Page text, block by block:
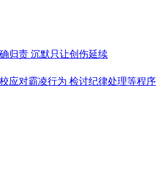
归责 沉默只让创伤延续
应对霸凌行为 检讨纪律处理等程序